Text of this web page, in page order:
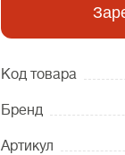
Код товара
Бренд
Артикул